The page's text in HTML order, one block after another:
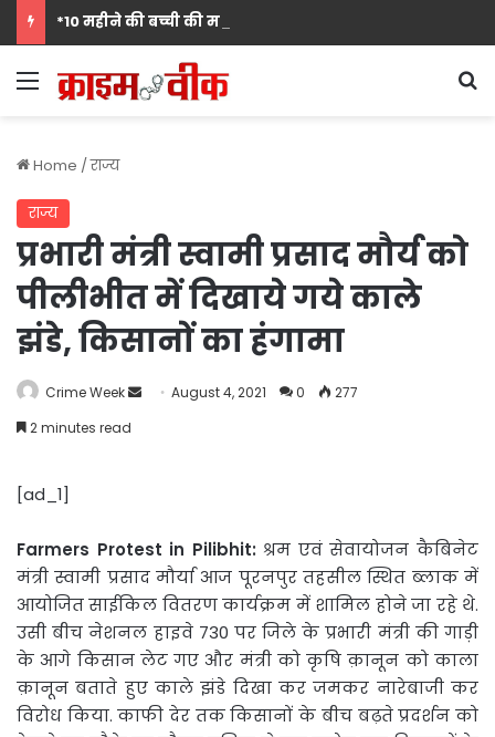
Menu
Home /राज्य
राज्य
प्रभारी मंत्री स्वामी प्रसाद मौर्य को
पीलीभीत में दिखाये गये काले
झंडे, किसानों का हंगामा
Crime Week
SendAugust 4, 2021 0
277
2 minutes read
[ad_1]
Farmers Protest in Pilibhit: श्रम एवं सेवायोजन कैबिनेट
मंत्री स्वामी प्रसाद मौर्या आज पूरनपुर तहसील स्थित ब्लाक में
आयोजित साईकिल वितरण कार्यक्रम में शामिल होने जा रहे थे.
उसी बीच नेशनल हाइवे 730 पर जिले के प्रभारी मंत्री की गाड़ी
के आगे किसान लेट गए और मंत्री को कृषि क़ानून को काला
क़ानून बताते हुए काले झंडे दिखा कर जमकर नारेबाजी कर
विरोध किया. काफी देर तक किसानों के बीच बढ़ते प्रदर्शन को